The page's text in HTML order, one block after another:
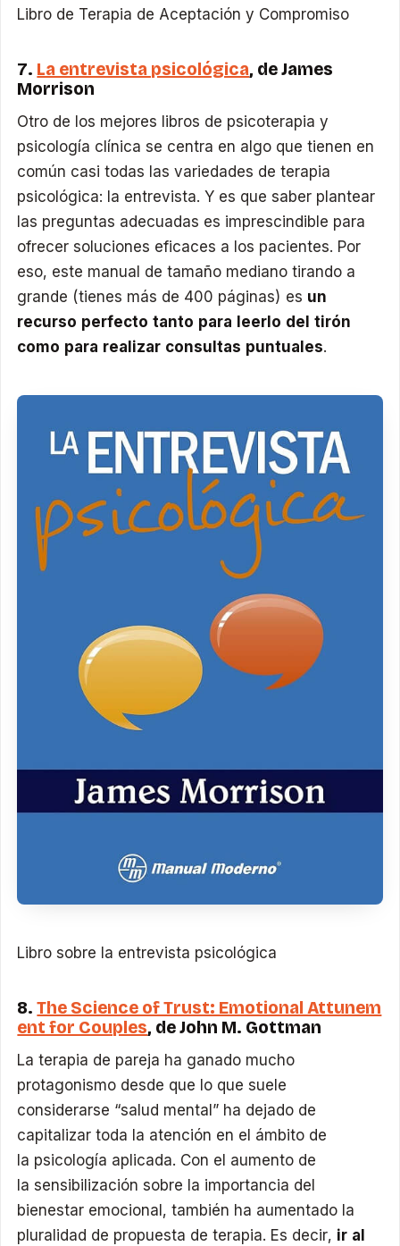
Libro de Terapia de Aceptación y Compromiso
7. La entrevista psicológica, de James
Morrison
Otro de los mejores libros de psicoterapia y
psicología clínica se centra en algo que tienen en
común casi todas las variedades de terapia
psicológica: la entrevista. Y es que saber plantear
las preguntas adecuadas es imprescindible para
ofrecer soluciones eficaces a los pacientes. Por
eso, este manual de tamaño mediano tirando a
grande (tienes más de 400 páginas) es un
recurso perfecto tanto para leerlo del tirón
como para realizar consultas puntuales.
Libro sobre la entrevista psicológica
8.The Science of Trust: Emotional Attunem
ent for Couples, de John M. Gottman
La terapia de pareja ha ganado mucho
protagonismo desde que lo que suele
considerarse “salud mental” ha dejado de
capitalizar toda la atención en el ámbito de
la psicología aplicada. Con el aumento de
la sensibilización sobre la importancia del
bienestar emocional, también ha aumentado la
pluralidad de propuesta de terapia. Es decir, ir al